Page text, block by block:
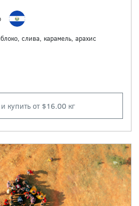
слива, карамель, арахис
купить от $16.00 кг